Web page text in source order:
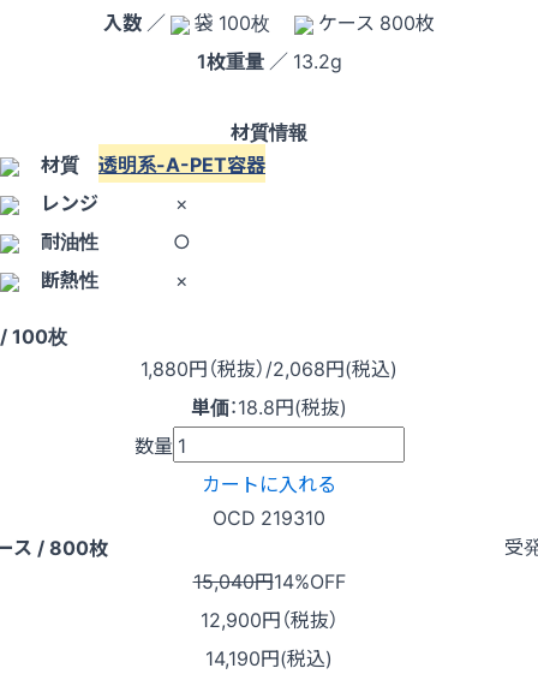
入数 ／ 袋 100枚
ケース 800枚
1枚重量／ 13.2g
材質情報
材質 透明系-A-PET容器
レンジ
×
耐油性
○
断熱性
×
100枚
1,880円（税抜）/2,068円(税込)
単価：18.8円(税抜)
数量
カートに入れる
OCD 219310
ス / 800枚
受
15,040円14%OFF
12,900円（税抜）
14,190円(税込)